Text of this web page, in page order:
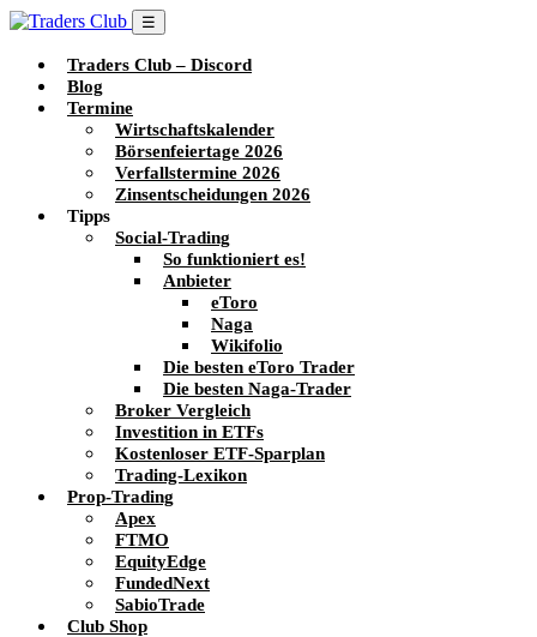
☰
Traders Club – Discord
Blog
Termine
Wirtschaftskalender
Börsenfeiertage 2026
Verfallstermine 2026
Zinsentscheidungen 2026
Tipps
Social-Trading
So funktioniert es!
Anbieter
eToro
Naga
Wikifolio
Die besten eToro Trader
Die besten Naga-Trader
Broker Vergleich
Investition in ETFs
Kostenloser ETF-Sparplan
Trading-Lexikon
Prop-Trading
Apex
FTMO
EquityEdge
FundedNext
SabioTrade
Club Shop